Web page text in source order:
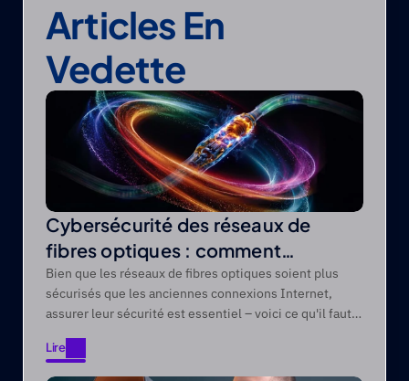
Articles En
Vedette
Cybersécurité des réseaux de
fibres optiques : comment
protéger les réseaux de fibres
optiques contre les menaces
Bien que les réseaux de fibres optiques soient plus
sécurisés que les anciennes connexions Internet,
assurer leur sécurité est essentiel – voici ce qu'il faut
Lire
Lire